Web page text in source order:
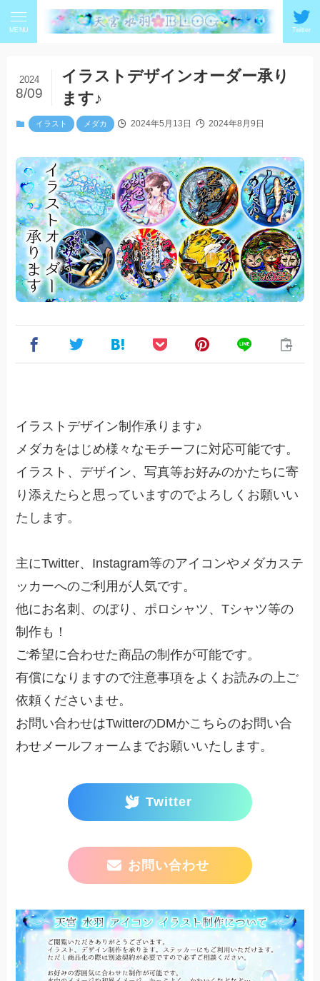
Twitter
MENU
イラストデザインオーダー承り
ます♪
2024
8/09
イラスト メダカ 2024年5月13日 2024年8月9日
イラストデザイン制作承ります♪
メダカをはじめ様々なモチーフに対応可能です。
イラスト、デザイン、写真等お好みのかたちに寄
り添えたらと思っていますのでよろしくお願いい
たします。
主にTwitter、Instagram等のアイコンやメダカステ
ッカーへのご利用が人気です。
他にお名刺、のぼり、ポロシャツ、Tシャツ等の
制作も！
ご希望に合わせた商品の制作が可能です。
有償になりますので注意事項をよくお読みの上ご
依頼くださいませ。
お問い合わせはTwitterのDMかこちらのお問い合
わせメールフォームまでお願いいたします。
Twitter
お問い合わせ